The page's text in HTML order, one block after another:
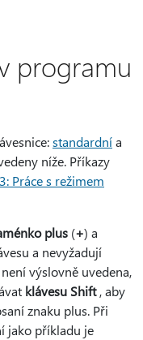
programu
standardnía
níže. Příkazy
Práce s režimem
plus (+) a
a nevyžadují
výslovně uvedena,
klávesu Shift, aby
znaku plus. Při
jako příkladu je